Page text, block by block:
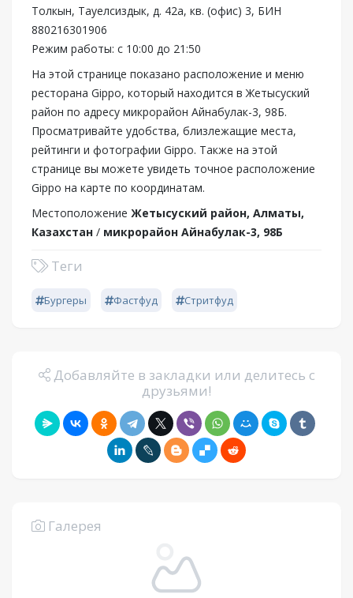
Толкын, Тауелсиздык, д. 42a, кв. (офис) 3, БИН
880216301906
Режим работы: с 10:00 до 21:50
На этой странице показано расположение и меню
ресторана Gippo, который находится в Жетысуский
район по адресу микрорайон Айнабулак-3, 98Б.
Просматривайте удобства, близлежащие места,
рейтинги и фотографии Gippo. Также на этой
странице вы можете увидеть точное расположение
Gippo на карте по координатам.
Местоположение Жетысуский район, Алматы,
Казахстан / микрорайон Айнабулак-3, 98Б
Теги
Бургеры Фастфуд Стритфуд
Добавляйте в закладки или делитесь с
друзьями!
Галерея